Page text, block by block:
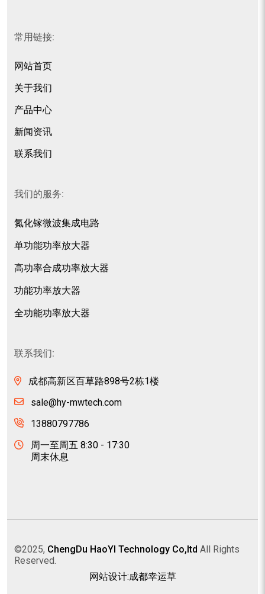
常用链接:
网站首页
关于我们
产品中心
新闻资讯
联系我们
我们的服务:
氮化镓微波集成电路
单功能功率放大器
高功率合成功率放大器
功能功率放大器
全功能功率放大器
联系我们:
成都高新区百草路898号2栋1楼
sale@hy-mwtech.com
13880797786
周一至周五 8:30 - 17:30
周末休息
©2025, ChengDu HaoYI Technology Co,ltd All Rights
Reserved.
网站设计:成都幸运草